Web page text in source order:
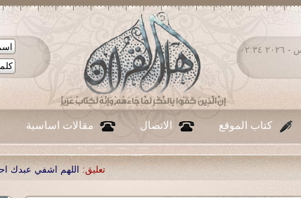
الخميس ٠٦ - أغسطس - ٢٠٢٦ ٠٢:٣٤
كتاب الموقع الاتصال مقالات اساسية
اللهم اشفي عبدك احمد صبحي منصور|